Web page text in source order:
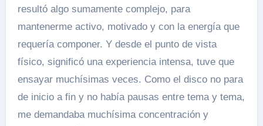
resultó algo sumamente complejo, para
mantenerme activo, motivado y con la energía que
requería componer. Y desde el punto de vista
físico, significó una experiencia intensa, tuve que
ensayar muchísimas veces. Como el disco no para
de inicio a fin y no había pausas entre tema y tema,
me demandaba muchísima concentración y